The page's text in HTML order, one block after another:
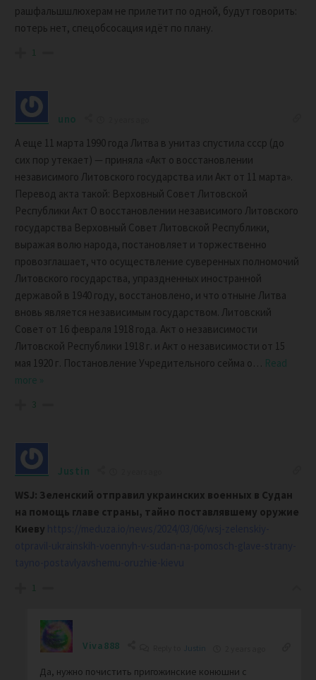
рашфальшшлюхерам не прилетит по одной, будут говорить:
потерь нет, спецобсосация идёт по плану.
1
uno
А еще 11 марта 1990 года Литва в унитаз спустила ссср (до
сих пор утекает) — приняла «Акт о восстановлении
независимого Литовского государства или Акт от 11 марта».
Перевод акта такой: Верховный Совет Литовской
Республики Акт О восстановлении независимого Литовского
государства Верховный Совет Литовской Республики,
выражая волю народа, постановляет и торжественно
провозглашает, что осуществление суверенных полномочий
Литовского государства, упраздненных иностранной
державой в 1940 году, восстановлено, и что отныне Литва
вновь является независимым государством. Литовский
Совет от 16 февраля 1918 года. Акт о независимости
Литовской Республики 1918 г. и Акт о независимости от 15
мая 1920 г. Постановление Учредительного сейма о… Read
more »
3
Justin
WSJ: Зеленский отправил украинских военных в Судан
на помощь главе страны, тайно поставлявшему оружие
Киеву
1
Viva888 Justin
Да, нужно почистить пригожинские конюшни с